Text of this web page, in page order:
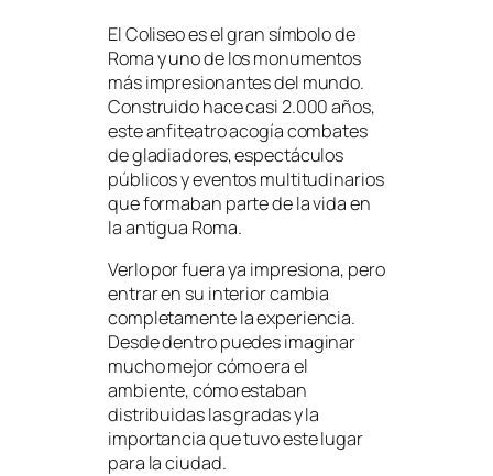
El Coliseo es el gran símbolo de
Roma y uno de los monumentos
más impresionantes del mundo.
Construido hace casi 2.000 años,
este anfiteatro acogía combates
de gladiadores, espectáculos
públicos y eventos multitudinarios
que formaban parte de la vida en
la antigua Roma.
Verlo por fuera ya impresiona, pero
entrar en su interior cambia
completamente la experiencia.
Desde dentro puedes imaginar
mucho mejor cómo era el
ambiente, cómo estaban
distribuidas las gradas y la
importancia que tuvo este lugar
para la ciudad.